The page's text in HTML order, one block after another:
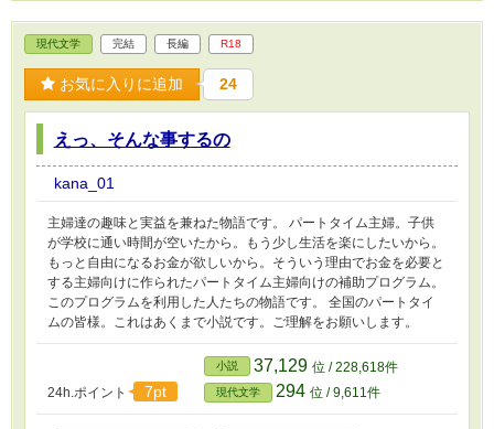
現代文学 完結 長編 R18
お気に入りに追加 24
えっ、そんな事するの
kana_01
主婦達の趣味と実益を兼ねた物語です。 パートタイム主婦。子供
が学校に通い時間が空いたから。もう少し生活を楽にしたいから。
もっと自由になるお金が欲しいから。そういう理由でお金を必要と
する主婦向けに作られたパートタイム主婦向けの補助プログラム。
このプログラムを利用した人たちの物語です。 全国のパートタイ
ムの皆様。これはあくまで小説です。ご理解をお願いします。
24h.ポイント 7pt
小説 37,129 位 / 228,618件
現代文学 294 位 / 9,611件